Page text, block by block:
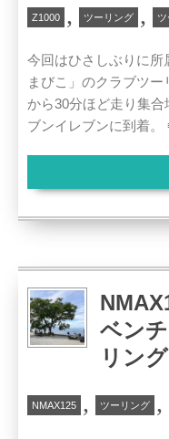
Z1000 , ツーリング ,
今回はひさしぶりに
まびこ」のクラブツ
から30分ほど走り集
ブンイレブンに到着。
ベン
リン
NMAX125 , ツーリング ,